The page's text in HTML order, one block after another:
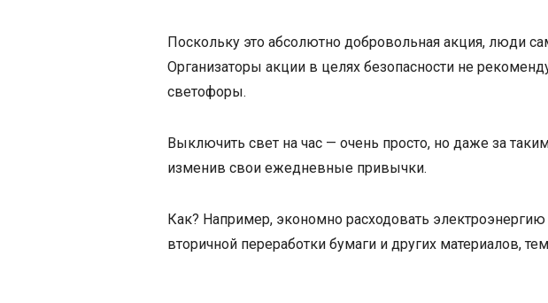
Поскольку это абсолютно добровольная акция, люди
Организаторы акции в целях безопасности не
светофоры.
Выключить свет на час — очень просто, но даже за
изменив свои ежедневные привычки.
Как? Например, экономно расходовать
вторичной переработки бумаги и других материалов,